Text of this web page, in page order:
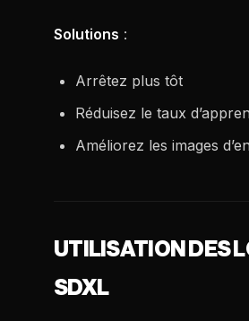
Solutions :
Arrêtez plus tôt
Réduisez le taux
Améliorez les images
UTILISATION DES
SDXL